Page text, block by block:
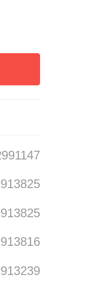
实
过专
等方
。
会，
思政